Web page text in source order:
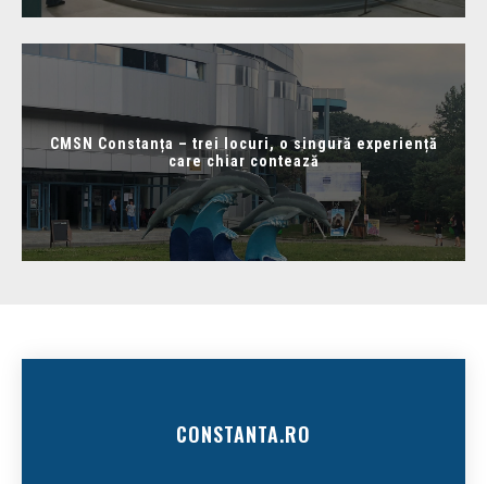
CMSN Constanța – trei locuri, o singură experiență
care chiar contează
CONSTANTA.RO